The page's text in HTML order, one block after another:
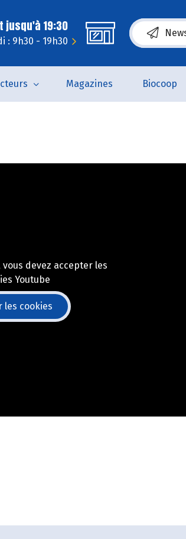
jusqu'à 19:30
: 9h30 - 19h30 (s’ouvre
Magazines Biocoop
devez accepter les
Youtube
les cookies